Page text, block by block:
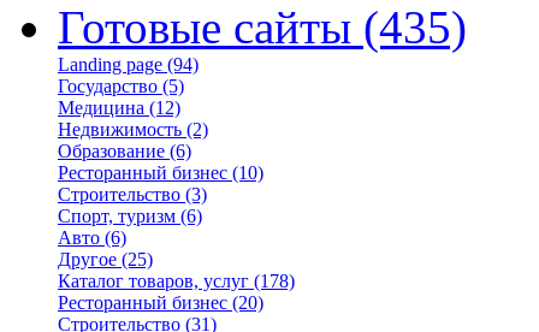
Готовые сайты (435)
Landing page (94)
Государство (5)
Медицина (12)
Недвижимость (2)
Образование (6)
Ресторанный бизнес (10)
Строительство (3)
Спорт, туризм (6)
Авто (6)
Другое (25)
Каталог товаров, услуг (178)
Ресторанный бизнес (20)
Строительство (31)